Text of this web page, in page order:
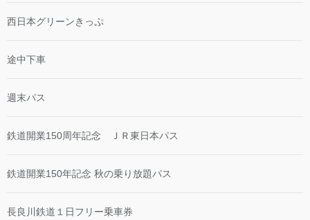
西日本グリーンきっぷ
途中下車
週末パス
鉄道開業150周年記念 ＪＲ東日本パス
鉄道開業150年記念 秋の乗り放題パス
長良川鉄道１日フリー乗車券